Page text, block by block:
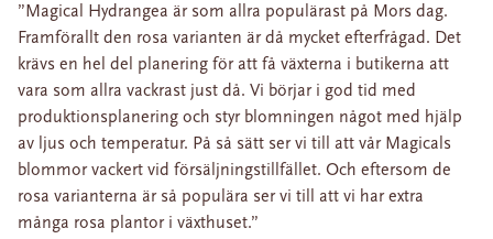
”Magical Hydrangea är som allra populärast på Mors dag.
Framförallt den rosa varianten är då mycket efterfrågad. Det
krävs en hel del planering för att få växterna i butikerna att
vara som allra vackrast just då. Vi börjar i god tid med
produktionsplanering och styr blomningen något med hjälp
av ljus och temperatur. På så sätt ser vi till att vår Magicals
blommor vackert vid försäljningstillfället. Och eftersom de
rosa varianterna är så populära ser vi till att vi har extra
många rosa plantor i växthuset.”